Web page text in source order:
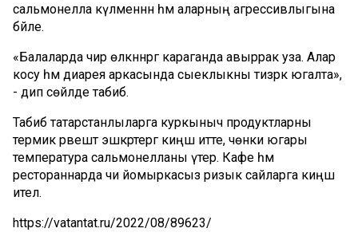
сальмонелла күләменнән һәм аларның агрессивлыгына
бәйле.
«Балаларда чир өлкәннәргә караганда авыррак уза. Алар
косу һәм диарея аркасында сыеклыкны тизрәк югалта»,
- дип сөйләде табиб.
Табиб татарстанлыларга куркыныч продуктларны
термик рәвештә эшкәртергә киңәш итте, чөнки югары
температура сальмонелланы үтерә. Кафе һәм
рестораннарда чи йомыркасыз ризык сайларга киңәш
ителә.
https://vatantat.ru/2022/08/89623/